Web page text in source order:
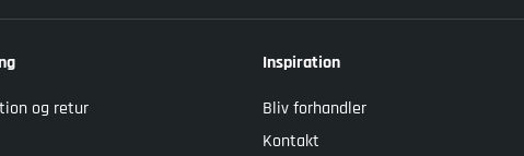
og retur
Inspiration
Bliv forhandler
Kontakt